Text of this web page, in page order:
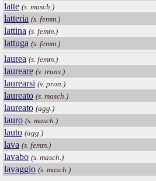
latte (s. masch.)
latteria (s. femm.)
lattina (s. femm.)
lattuga (s. femm.)
laurea (s. femm.)
laureare (v. trans.)
laurearsi (v. pron.)
laureato (s. masch.)
laureato (agg.)
lauro (s. masch.)
lauto (agg.)
lava (s. femm.)
lavabo (s. masch.)
lavaggio (s. masch.)